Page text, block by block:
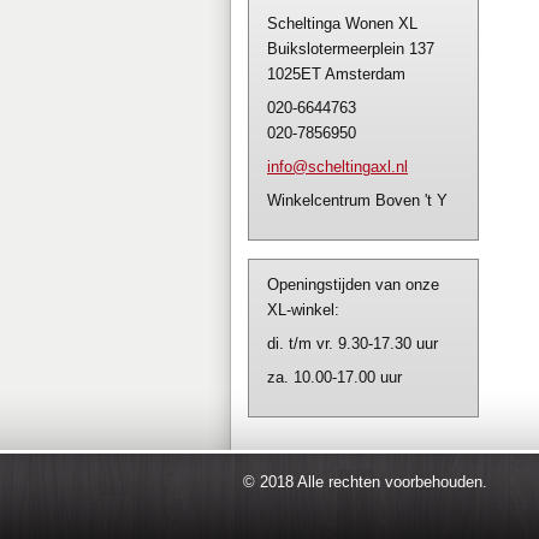
Scheltinga Wonen XL
Buikslotermeerplein 137
1025ET Amsterdam
020-6644763
020-7856950
info@scheltingax l.nl
Winkelcentrum Boven 't Y
Openingstijden van onze
XL-winkel:
di. t/m vr. 9.30-17.30 uur
za. 10.00-17.00 uur
© 2018 Alle rechten voorbehouden.